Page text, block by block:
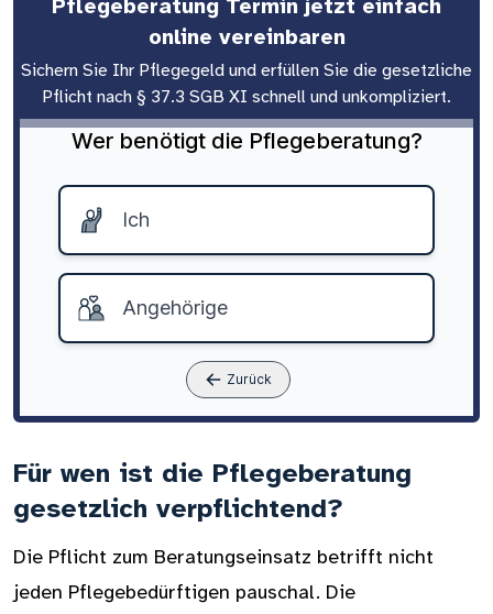
Pflegeberatung Termin jetzt einfach
online vereinbaren
Sichern Sie Ihr Pflegegeld und erfüllen Sie die gesetzliche
Pflicht nach § 37.3 SGB XI schnell und unkompliziert.
Wer benötigt die Pflegeberatung?
Ich
Angehörige
Zurück
Für wen ist die Pflegeberatung
gesetzlich verpflichtend?
Die Pflicht zum Beratungseinsatz betrifft nicht
jeden Pflegebedürftigen pauschal. Die